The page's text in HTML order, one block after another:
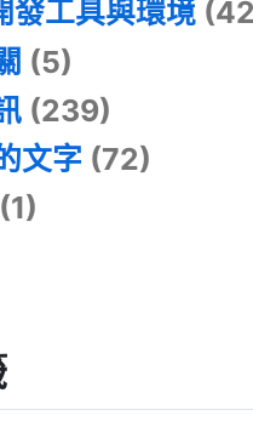
發工具與環境
(5)
(239)
文字 (72)
(1)